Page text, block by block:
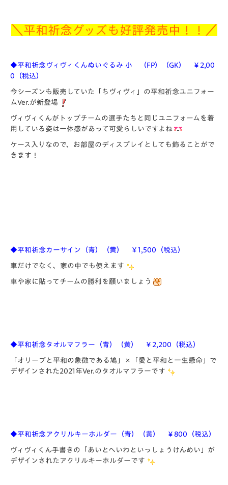
＼平和祈念グッズも好評発売中！！／
◆平和祈念ヴィヴィくんぬいぐるみ 小 （FP）（GK） ￥2,00
0（税込）
今シーズンも販売していた「ちヴィヴィ」の平和祈念ユニフォー
ムVer.が新登場
ヴィヴィくんがトップチームの選手たちと同じユニフォームを着
用している姿は一体感があって可愛らしいですよね
ケース入りなので、お部屋のディスプレイとしても飾ることがで
きます！
◆平和祈念カーサイン（青）（黄） ￥1,500（税込）
車だけでなく、家の中でも使えます
車や家に貼ってチームの勝利を願いましょう
◆平和祈念タオルマフラー（青）（黄） ￥2,200（税込）
「オリーブと平和の象徴である鳩」×「愛と平和と一生懸命」で
デザインされた2021年Ver.のタオルマフラーです
◆平和祈念アクリルキーホルダー（青）（黄） ￥800（税込）
ヴィヴィくん手書きの「あいとへいわといっしょうけんめい」が
デザインされたアクリルキーホルダーです